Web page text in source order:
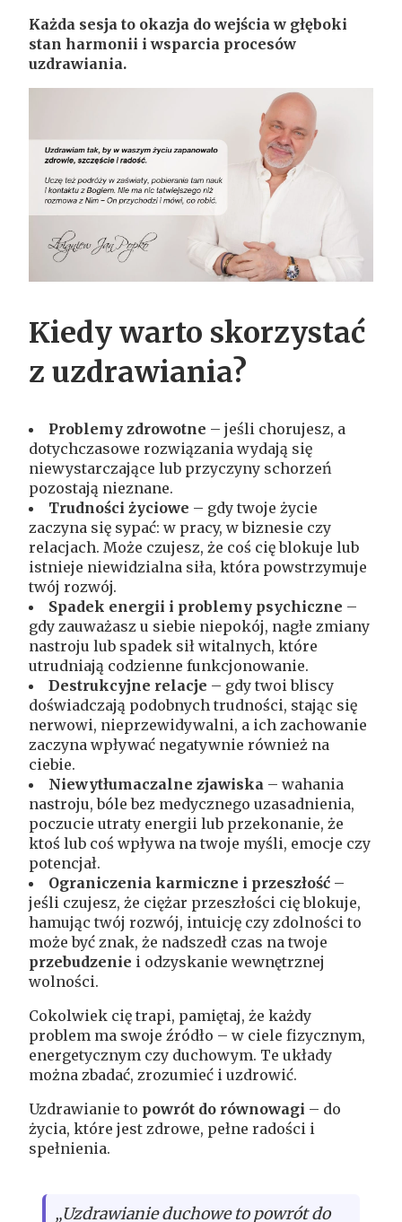
Każda sesja to okazja do wejścia w głęboki
stan harmonii i wsparcia procesów
uzdrawiania.
Kiedy warto skorzystać
z uzdrawiania?
Problemy zdrowotne – jeśli chorujesz, a
dotychczasowe rozwiązania wydają się
niewystarczające lub przyczyny schorzeń
pozostają nieznane.
Trudności życiowe – gdy twoje życie
zaczyna się sypać: w pracy, w biznesie czy
relacjach. Może czujesz, że coś cię blokuje lub
istnieje niewidzialna siła, która powstrzymuje
twój rozwój.
Spadek energii i problemy psychiczne –
gdy zauważasz u siebie niepokój, nagłe zmiany
nastroju lub spadek sił witalnych, które
utrudniają codzienne funkcjonowanie.
Destrukcyjne relacje – gdy twoi bliscy
doświadczają podobnych trudności, stając się
nerwowi, nieprzewidywalni, a ich zachowanie
zaczyna wpływać negatywnie również na
ciebie.
Niewytłumaczalne zjawiska – wahania
nastroju, bóle bez medycznego uzasadnienia,
poczucie utraty energii lub przekonanie, że
ktoś lub coś wpływa na twoje myśli, emocje czy
potencjał.
Ograniczenia karmiczne i przeszłość –
jeśli czujesz, że ciężar przeszłości cię blokuje,
hamując twój rozwój, intuicję czy zdolności to
może być znak, że nadszedł czas na twoje
przebudzenie i odzyskanie wewnętrznej
wolności.
Cokolwiek cię trapi, pamiętaj, że każdy
problem ma swoje źródło – w ciele fizycznym,
energetycznym czy duchowym. Te układy
można zbadać, zrozumieć i uzdrowić.
Uzdrawianie to powrót do równowagi – do
życia, które jest zdrowe, pełne radości i
spełnienia.
„Uzdrawianie duchowe to powrót do